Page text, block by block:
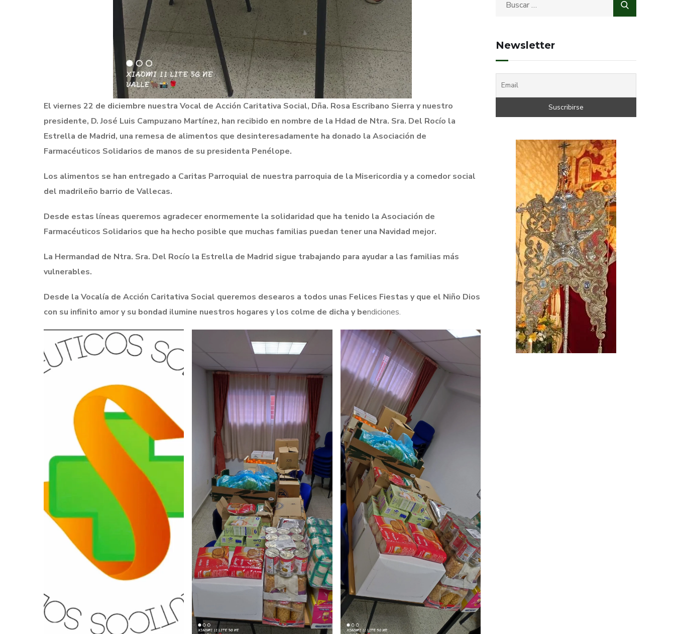
El viernes 22 de diciembre nuestra Vocal de Acción Caritativa Social, Dña. Rosa Escribano Sierra y nuestro
presidente, D. José Luis Campuzano Martínez, han recibido en nombre de la Hdad de Ntra. Sra. Del Rocío la
Estrella de Madrid, una remesa de alimentos que desinteresadamente ha donado la Asociación de
Farmacéuticos Solidarios de manos de su presidenta Penélope.
Los alimentos se han entregado a Caritas Parroquial de nuestra parroquia de la Misericordia y a comedor social
del madrileño barrio de Vallecas.
Desde estas líneas queremos agradecer enormemente la solidaridad que ha tenido la Asociación de
Farmacéuticos Solidarios que ha hecho posible que muchas familias puedan tener una Navidad mejor.
La Hermandad de Ntra. Sra. Del Rocío la Estrella de Madrid sigue trabajando para ayudar a las familias más
vulnerables.
Desde la Vocalía de Acción Caritativa Social queremos desearos a todos unas Felices Fiestas y que el Niño Dios
con su infinito amor y su bondad ilumine nuestros hogares y los colme de dicha y bendiciones.
Newsletter